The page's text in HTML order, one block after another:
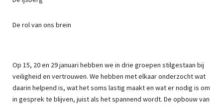
De rol van ons brein
Op 15, 20 en 29 januari hebben we in drie groepen stilgestaan bij
veiligheid en vertrouwen. We hebben met elkaar onderzocht wat
daarin helpend is, wat het soms lastig maakt en wat er nodig is om
in gesprek te blijven, juist als het spannend wordt. De opbouw van